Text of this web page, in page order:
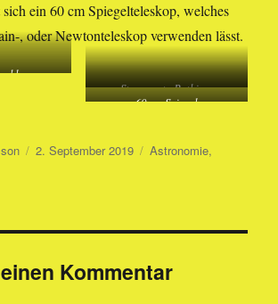
ein 60 cm Spiegelteleskop, welches
, oder Newtonteleskop verwenden lässt.
Sternwarte Buthiers
60 cm Spiegel
Veröffentlicht
2. September 2019 Kategorien
Astronomie,
Kommentar